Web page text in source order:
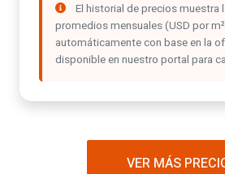
El historial de precios muestra
promedios mensuales (USD por
automáticamente con base en la
disponible en nuestro portal para
VER MÁS